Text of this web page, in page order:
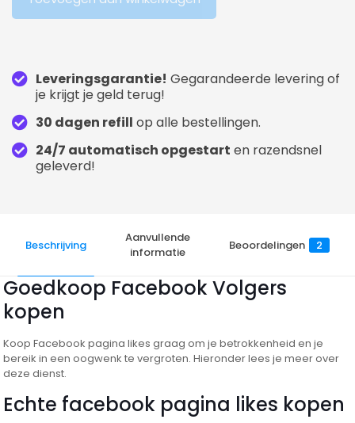
Leveringsgarantie! Gegarandeerde levering of
je krijgt je geld terug!
30 dagen refill op alle bestellingen.
24/7 automatisch opgestart en razendsnel
geleverd!
Beschrijving
Aanvullende
informatie
Beoordelingen 2
Goedkoop Facebook Volgers
kopen
Koop Facebook pagina likes graag om je betrokkenheid en je
bereik in een oogwenk te vergroten. Hieronder lees je meer over
deze dienst.
Echte facebook pagina likes kopen